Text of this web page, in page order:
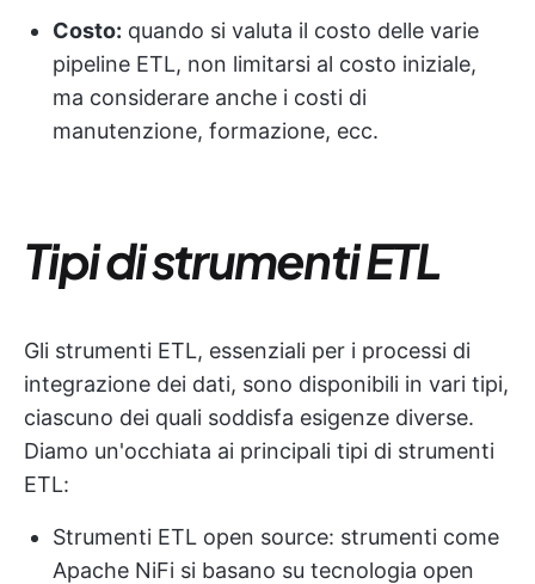
Costo: quando si valuta il costo delle varie
pipeline ETL, non limitarsi al costo iniziale,
ma considerare anche i costi di
manutenzione, formazione, ecc.
Tipi di strumenti ETL
Gli strumenti ETL, essenziali per i processi di
integrazione dei dati, sono disponibili in vari tipi,
ciascuno dei quali soddisfa esigenze diverse.
Diamo un'occhiata ai principali tipi di strumenti
ETL:
Strumenti ETL open source: strumenti come
Apache NiFi si basano su tecnologia open